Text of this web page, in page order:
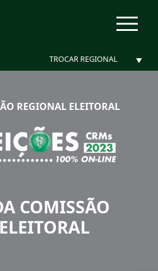
menu
REGIONAL ELEITORAL
COMISSÃO